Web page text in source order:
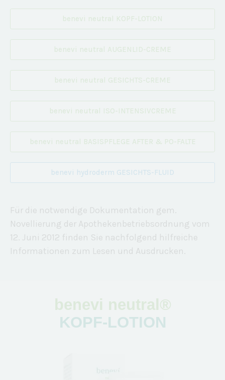
benevi neutral KOPF-LOTION
benevi neutral AUGENLID-CREME
benevi neutral GESICHTS-CREME
benevi neutral ISO-INTENSIVCREME
benevi neutral BASISPFLEGE AFTER & PO-FALTE
benevi hydroderm GESICHTS-FLUID
Für die notwendige Dokumentation gem.
Novellierung der Apothekenbetriebsordnung vom
12. Juni 2012 finden Sie nachfolgend hilfreiche
Informationen zum Lesen und Ausdrucken.
benevi neutral®
KOPF-LOTION